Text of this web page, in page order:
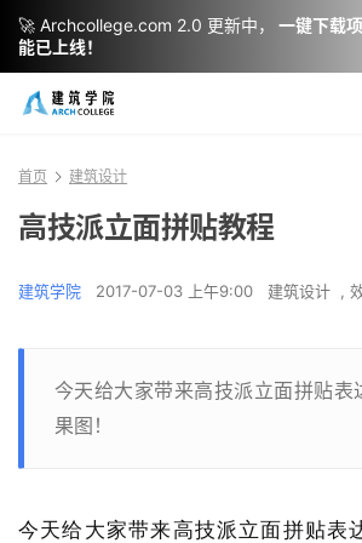
首页 建筑设计
高技派立面拼贴教程
建筑学院 2017-07-03 上午9:00 建筑设计 ,
今天给大家带来高技派立面拼贴表
果图！
今天给大家带来高技派立面拼贴表
🚀 Archcollege.com 2.0 更新中，
一键下载
能已上线！